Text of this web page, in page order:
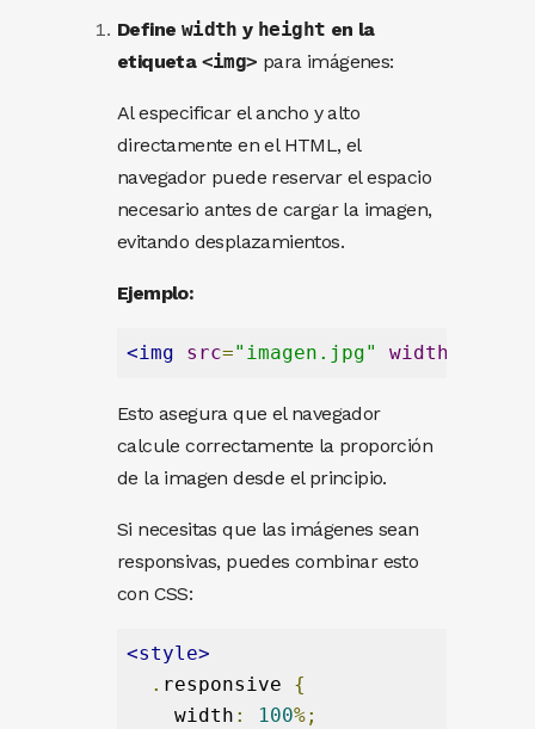
Define width y height en la
etiqueta <img> para imágenes:
Al especificar el ancho y alto
directamente en el HTML, el
navegador puede reservar el espacio
necesario antes de cargar la imagen,
evitando desplazamientos.
Ejemplo:
<img src="imagen.jpg" width
Esto asegura que el navegador
calcule correctamente la proporción
de la imagen desde el principio.
Si necesitas que las imágenes sean
responsivas, puedes combinar esto
con CSS:
<style>
. responsive
{
width : 100%;